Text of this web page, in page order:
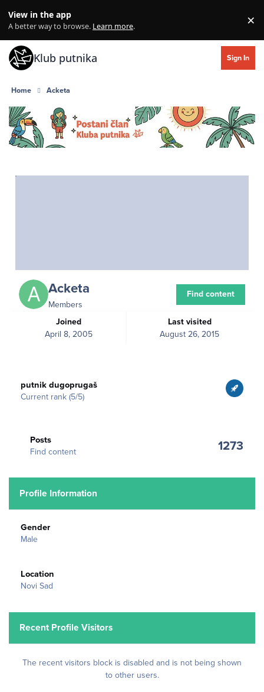
View in the app
A better way to browse. Learn more. ×
Klub putnika Sign In
Home Acketa
Acketa
Members
Joined
April 8, 2005
Last visited
August 26, 2015
Find content
putnik dugoprugaš
Current rank (5/5)
Posts
Find content
1273
Profile Information
Gender
Male
Location
Novi Sad
Recent Profile Visitors
The recent visitors block is disabled and is not being shown
to other users.